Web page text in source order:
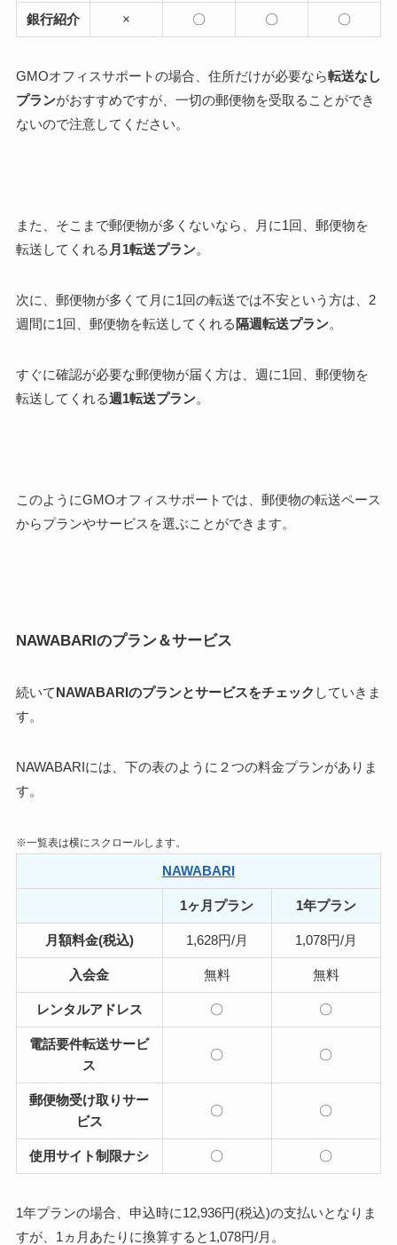
銀行紹介 × 〇 〇 〇
GMOオフィスサポートの場合、 住所だけが必要なら転送なし
プランがおすすめですが、 一切の郵便物を受取ることができ
ないので注意してください。
また、 そこまで郵便物が多くないなら、月に1回、郵便物を
転送してくれる 月1転送プラン。
次に、 郵便物が多くて月に1回の転送では不安という方は、2
週間に1回、郵便物を転送してくれる 隔週転送プラン。
すぐに確認が必要な郵便物が届く 方は、週に1回、郵便物を
転送してくれる週1転送プラン。
このようにGMOオフィスサポートでは、郵便物の転送ペース
からプランやサービスを選ぶことができます。
NAWABARIのプラン＆サービス
続いてNAWABARIのプランとサービスをチェック していきま
す。
NAWABARIには、下の表のように ２つの料金プランがありま
す。
※一覧表は横にスクロールします。
NAWABARI
1ヶ月プラン 1年プラン
月額料金(税込) 1,628円/月 1,078円/月
入会金 無料 無料
レンタルアドレス 〇 〇
電話要件転送サービ
ス
〇 〇
郵便物受け取りサー
ビス
〇 〇
使用サイト制限ナシ 〇 〇
1年プランの場合、申込時に12,936円(税込)の支払いとなりま
すが、1ヵ月あたりに換算すると1,078円/月。